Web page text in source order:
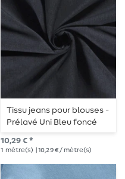
Tissu jeans pour blouses -
Prélavé Uni Bleu foncé
10,29 € *
1 mètre(s) | 10,29 € / mètre(s)